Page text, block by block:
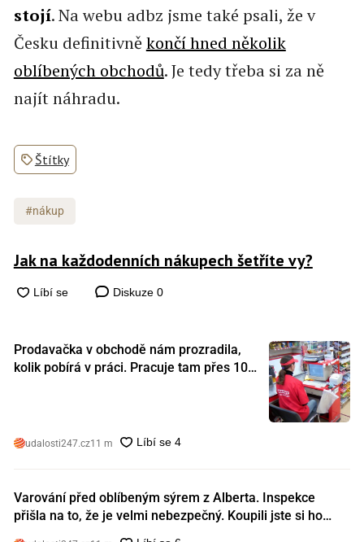
stojí. Na webu adbz jsme také psali, že v
Česku definitivně končí hned několik
oblíbených obchodů. Je tedy třeba si za ně
najít náhradu.
Štítky
#nákup
Jak na každodenních nákupech šetříte vy?
Diskuze 0
Prodavačka v obchodě nám prozradila,
kolik pobírá v práci. Pracuje tam přes 10
udalosti247.cz11 m
Varování před oblíbeným sýrem z Alberta. Inspekce
přišla na to, že je velmi nebezpečný. Koupili jste si ho